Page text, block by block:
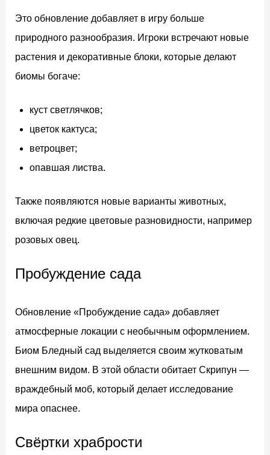
Это обновление добавляет в игру больше
природного разнообразия. Игроки встречают новые
растения и декоративные блоки, которые делают
биомы богаче:
куст светлячков;
цветок кактуса;
ветроцвет;
опавшая листва.
Также появляются новые варианты животных,
включая редкие цветовые разновидности, например
розовых овец.
Пробуждение сада
Обновление «Пробуждение сада» добавляет
атмосферные локации с необычным оформлением.
Биом Бледный сад выделяется своим жутковатым
внешним видом. В этой области обитает Скрипун —
враждебный моб, который делает исследование
мира опаснее.
Свёртки храбрости